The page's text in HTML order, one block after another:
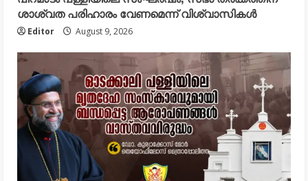
ശാശ്വത പരിഹാരം വേണമെന്ന് വിശ്വാസികൾ
Editor August 9, 2026